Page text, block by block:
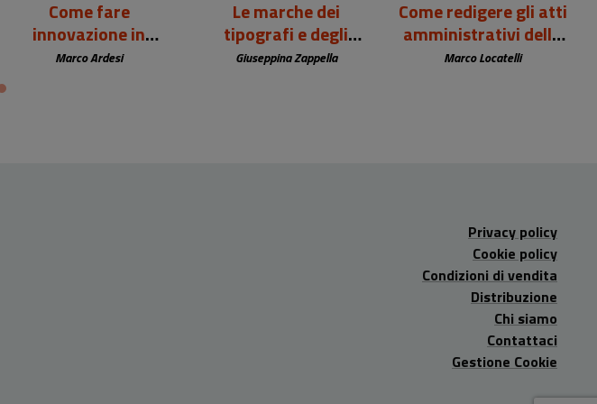
Come fare
innovazione in
biblioteca
Marco Ardesi
Le marche dei
tipografi e degli
editori europei (sec.
Giuseppina Zappella
Come redigere gli atti
amministrativi della
biblioteca
Marco Locatelli
Privacy policy
Cookie policy
Condizioni di vendita
Distribuzione
Chi siamo
Contattaci
Gestione Cookie